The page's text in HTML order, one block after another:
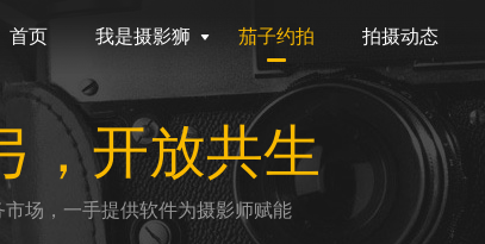
首页 我是摄影狮 茄子约拍 拍摄动态
，开放共生
场，一手提供软件为摄影师赋能